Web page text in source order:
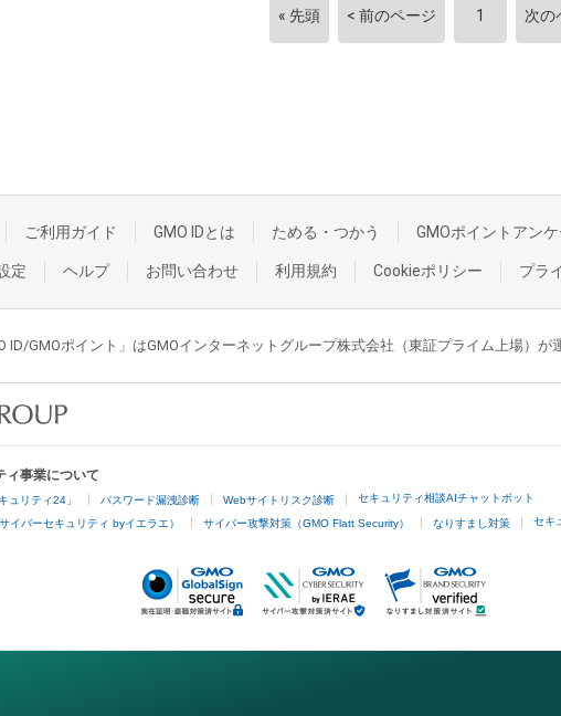
« 先頭 < 前のページ 1 次の
ご利用ガイド GMO IDとは ためる・つかう GMOポイントアンケ
定 ヘルプ お問い合わせ 利用規約 Cookieポリシー プラ
ID/GMOポイント」はGMOインターネットグループ株式会社（東証プライム上場）が
ィ事業について
ュリティ24」 パスワード漏洩診断 Webサイトリスク診断 セキュリティ相談AIチャットボット
イバーセキュリティ byイエラエ） サイバー攻撃対策（GMO Flatt Security） なりすまし対策 セキ